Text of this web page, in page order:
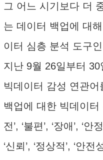
그 어느 시기보다 더
는 데이터 백업에 대
이터 심층 분석 도구
지난 9월 26일부터
빅데이터 감성 연관
백업에 대한 빅데이터
전’, ‘불편’, ‘장애’, ‘안
‘신뢰’, ‘정상적’, ‘안전